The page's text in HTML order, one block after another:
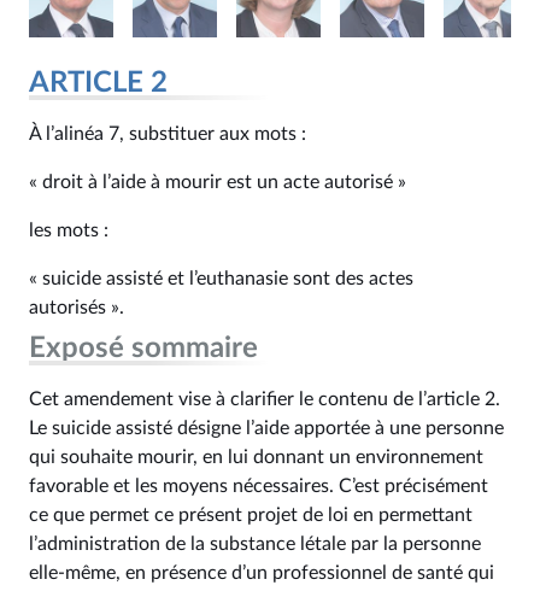
ARTICLE 2
À l’alinéa 7, substituer aux mots :
« droit à l’aide à mourir est un acte autorisé »
les mots :
« suicide assisté et l’euthanasie sont des actes
autorisés ».
Exposé sommaire
Cet amendement vise à clarifier le contenu de l’article 2.
Le suicide assisté désigne l’aide apportée à une personne
qui souhaite mourir, en lui donnant un environnement
favorable et les moyens nécessaires. C’est précisément
ce que permet ce présent projet de loi en permettant
l’administration de la substance létale par la personne
elle-même, en présence d’un professionnel de santé qui